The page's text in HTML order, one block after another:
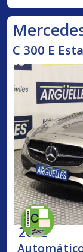
C 300 E
2022